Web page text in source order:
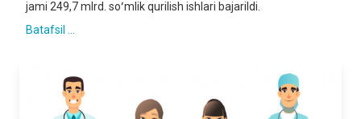
jami 249,7 mlrd. soʻmlik qurilish ishlari bajarildi.
Batafsil ...